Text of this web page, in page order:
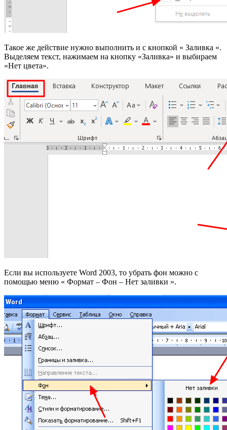
Такое же действие нужно выполнить и с кнопкой « Заливка ».
Выделяем текст, нажимаем на кнопку «Заливка» и выбираем
«Нет цвета».
Если вы используете Word 2003, то убрать фон можно с
помощью меню « Формат – Фон – Нет заливки ».